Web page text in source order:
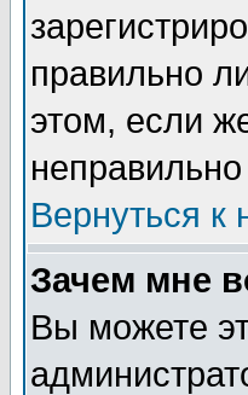
правильно
этом, если
Вернуться к
Зачем мне
Вы можете